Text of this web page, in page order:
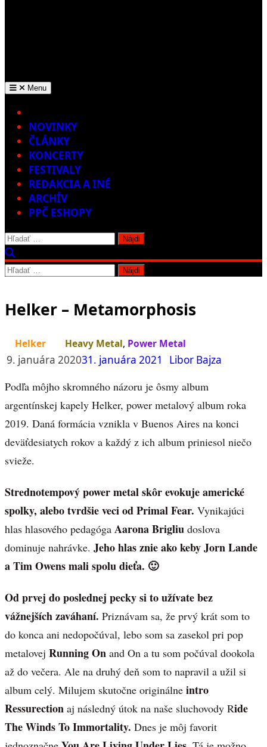
Menu
NOVINKY
ČLÁNKY
KONCERTY
FESTIVALY
REDAKCIA A INÉ
ARCHÍV
PPČ ESHOPY
Hľadať:
Hľadať:
Helker – Metamorphosis
Helker Heavy Metal, Power Metal
9. januára 202031. januára 2021 Libor Bajza
Podľa môjho skromného názoru je ôsmy album
argentínskej kapely Helker, power metalový album roka
2019. Daná formácia vznikla v Buenos Aires na konci
deväťdesiatych rokov a každý z ich album priniesol niečo
svieže.
Strednotempový power metal skôr evokuje americké
spolky, alebo tvrdšie veci od Primal Fear. Vynikajúci
hlas hlasového pedagóga Aarona Brigliu doslova
dominuje nahrávke. Jeho hlas znie ako keby Jorn Lande
a Tim Owens mali spolu dieťa. 🙂
Od prvej do poslednej pecky si to užívate bez
vážnejších zaváhaní. Priznávam sa, že prvý krát som to
do konca ani nedopočúval, lebo som sa zasekol pri pop
metalovej Running On and On a tu som počúval dookola
až do večera. Ale na druhý deň som to napravil a užil si
album celý. Milujem skutočne originálne intro
Ressurection aj následný útok na naše sluchovody Ride
The Winds To Immortality. Dnes je môj favorit